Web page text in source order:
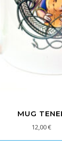
MUG
12,00€